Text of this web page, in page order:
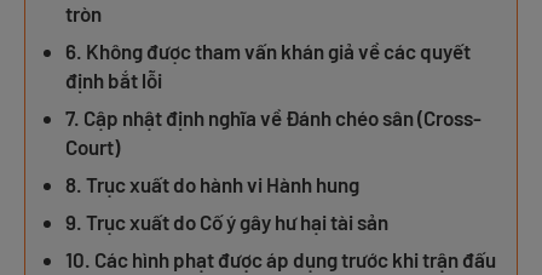
tròn
6. Không được tham vấn khán giả về các quyết
định bắt lỗi
7. Cập nhật định nghĩa về Đánh chéo sân (Cross-
Court)
8. Trục xuất do hành vi Hành hung
9. Trục xuất do Cố ý gây hư hại tài sản
10. Các hình phạt được áp dụng trước khi trận đấu